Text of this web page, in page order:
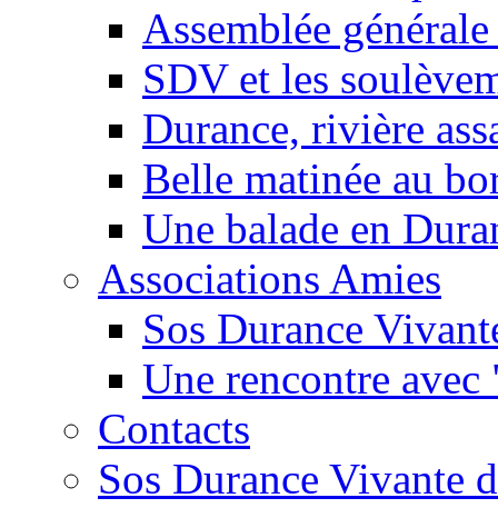
Assemblée
SDV et les
Durance, rivière
Belle matinée au
Une balade en
Associations Amies
Sos Durance
Une rencontre
Contacts
Sos Durance Vivante